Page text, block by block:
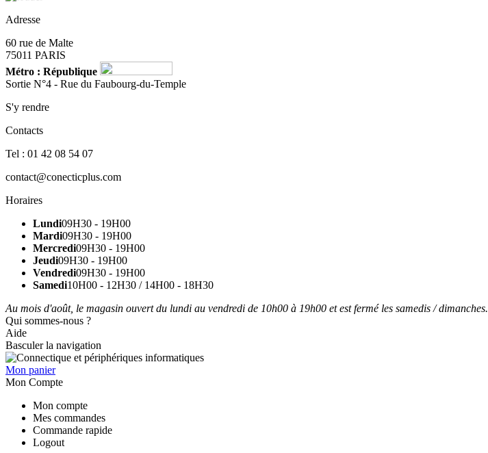
Adresse
60 rue de Malte
75011 PARIS
Métro : République
Sortie N°4 - Rue du Faubourg-du-Temple
S'y rendre
Contacts
Tel : 01 42 08 54 07
contact@conecticplus.com
Horaires
Lundi09H30 - 19H00
Mardi09H30 - 19H00
Mercredi09H30 - 19H00
Jeudi09H30 - 19H00
Vendredi09H30 - 19H00
Samedi10H00 - 12H30 / 14H00 - 18H30
Au mois d'août, le magasin ouvert du lundi au vendredi de 10h00 à 19h00 et est fermé les samedis / dimanches.
Qui sommes-nous ?
Aide
Basculer la navigation
Mon panier
Mon Compte
Mon compte
Mes commandes
Commande rapide
Logout